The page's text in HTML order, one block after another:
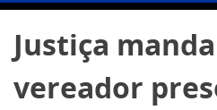
Geral
Cidades
por:
Justiça
vereador